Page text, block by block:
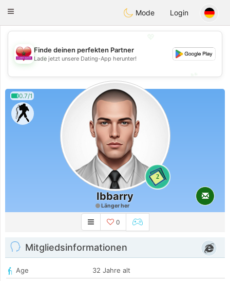
Maroc Dating
Toggle
Mode Login
💖
💕
Finde deinen perfekten Partner
Lade jetzt unsere Dating-App herunter!
0.7/1
2
Ibbarry
Länger her
0
Mitgliedsinformationen
Age
32 Jahre alt